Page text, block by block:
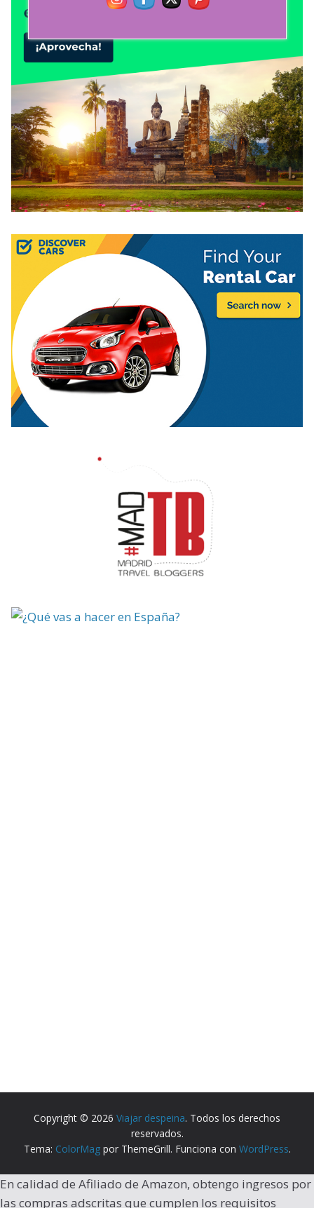
Copyright © 2026 Viajar despeina. Todos los derechos
reservados.
Tema: ColorMagpor ThemeGrill. Funciona con WordPress.
En calidad de Afiliado de Amazon, obtengo ingresos por
las compras adscritas que cumplen los requisitos